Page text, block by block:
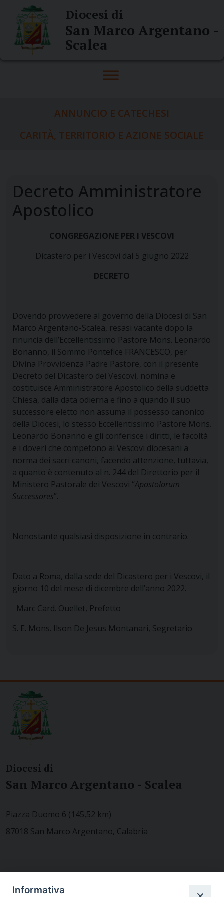
content
Diocesi di
San Marco Argentano -
Scalea
ANNUNCIO E CATECHESI
CARITÀ, TERRITORIO E AZIONE SOCIALE
Decreto Amministratore
Apostolico
CONGREGAZIONE PER I VESCOVI
Dicastero per i Vescovi dal 5 giugno 2022
DECRETO
Dovendo provvedere al governo della Diocesi di San
Marco Argentano-Scalea, resasi vacante dopo la
rinuncia dell’Eccellentissimo Pastore Mons. Leonardo
Bonanno, il Sommo Pontefice FRANCESCO, per
Divina Provvidenza Padre Pastore, con il presente
Decreto del Dicastero dei Vescovi, nomina e
costituisce Amministratore Apostolico della suddetta
Chiesa, dalla data odierna e fino a quando il suo
successore eletto non assuma il possesso canonico
della Diocesi, lo stesso Eccellentissimo Pastore Mons.
Leonardo Bonanno e gli conferisce i diritti, le facoltà
e i doveri che competono ai Vescovi diocesani a
norma dei sacri canoni, facendo attenzione, tuttavia,
a quanto è contenuto al n. 244 del Direttorio per il
Ministero Pastorale dei Vescovi “Apostolorum
Successores”.
Nonostante qualsiasi disposizione in contrario.
Dato a Roma, dalla sede del Dicastero per i Vescovi, il
giorno 10 del mese di dicembre dell’anno 2022.
Marc Card. Ouellet, Prefetto
S. E. Mons. Ilson De Jesus Montanari, Segretario
Diocesi di
San Marco Argentano - Scalea
Piazza Duomo 6 (145,52 km)
87018 San Marco Argentano, Calabria
Informativa